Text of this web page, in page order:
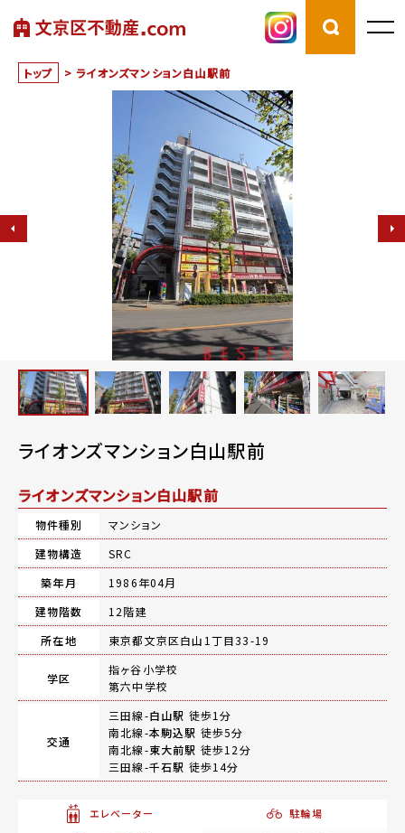
トップ > ライオンズマンション白山駅前
ライオンズマンション白山駅前
ライオンズマンション白山駅前
物件種別
マンション
建物構造
SRC
築年月
1986年04月
建物階数
12階建
所在地
東京都文京区白山1丁目33-19
学区
指ヶ谷小学校
第六中学校
交通
三田線-白山駅 徒歩1分
南北線-本駒込駅 徒歩5分
南北線-東大前駅 徒歩12分
三田線-千石駅 徒歩14分
エレベーター
駐輪場